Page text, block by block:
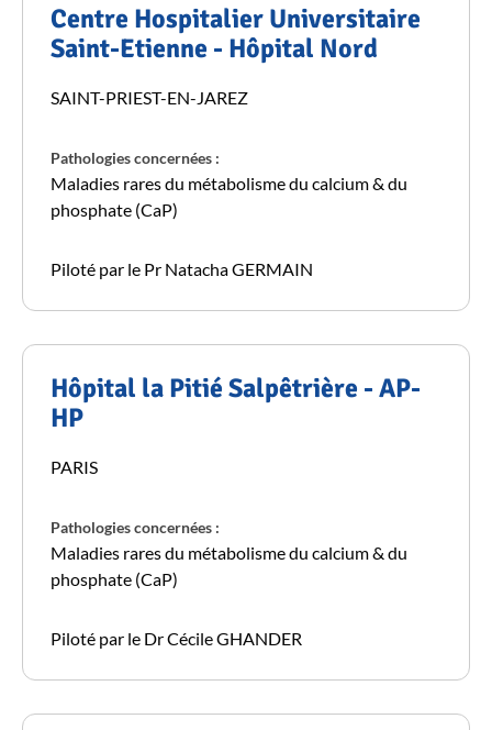
Centre Hospitalier Universitaire
Saint-Etienne - Hôpital Nord
SAINT-PRIEST-EN-JAREZ
Pathologies concernées :
Maladies rares du métabolisme du calcium & du
phosphate (CaP)
Piloté par le Pr Natacha GERMAIN
Hôpital la Pitié Salpêtrière - AP-
HP
PARIS
Pathologies concernées :
Maladies rares du métabolisme du calcium & du
phosphate (CaP)
Piloté par le Dr Cécile GHANDER